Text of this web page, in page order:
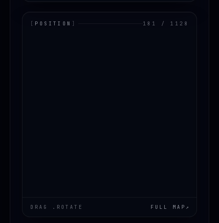
[ POSITION ] 181 / 1128
DRAG .ROTATE FULL MAP ↗